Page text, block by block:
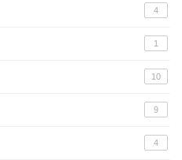
4
1
10
9
4